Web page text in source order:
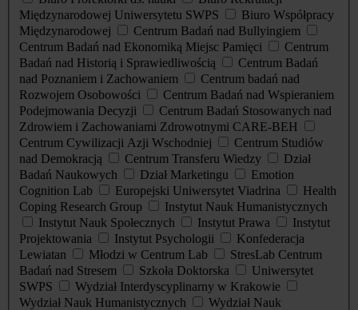
Międzynarodowej Uniwersytetu SWPS
Biuro Współpracy
Międzynarodowej
Centrum Badań nad Bullyingiem
Centrum Badań nad Ekonomiką Miejsc Pamięci
Centrum
Badań nad Historią i Sprawiedliwością
Centrum Badań
nad Poznaniem i Zachowaniem
Centrum badań nad
Rozwojem Osobowości
Centrum Badań nad Wspieraniem
Podejmowania Decyzji
Centrum Badań Stosowanych nad
Zdrowiem i Zachowaniami Zdrowotnymi CARE-BEH
Centrum Cywilizacji Azji Wschodniej
Centrum Studiów
nad Demokracją
Centrum Transferu Wiedzy
Dział
Badań Naukowych
Dział Marketingu
Emotion
Cognition Lab
Europejski Uniwersytet Viadrina
Health
Coping Research Group
Instytut Nauk Humanistycznych
Instytut Nauk Społecznych
Instytut Prawa
Instytut
Projektowania
Instytut Psychologii
Konfederacja
Lewiatan
Młodzi w Centrum Lab
StresLab Centrum
Badań nad Stresem
Szkoła Doktorska
Uniwersytet
SWPS
Wydział Interdyscyplinarny w Krakowie
Wydział Nauk Humanistycznych
Wydział Nauk